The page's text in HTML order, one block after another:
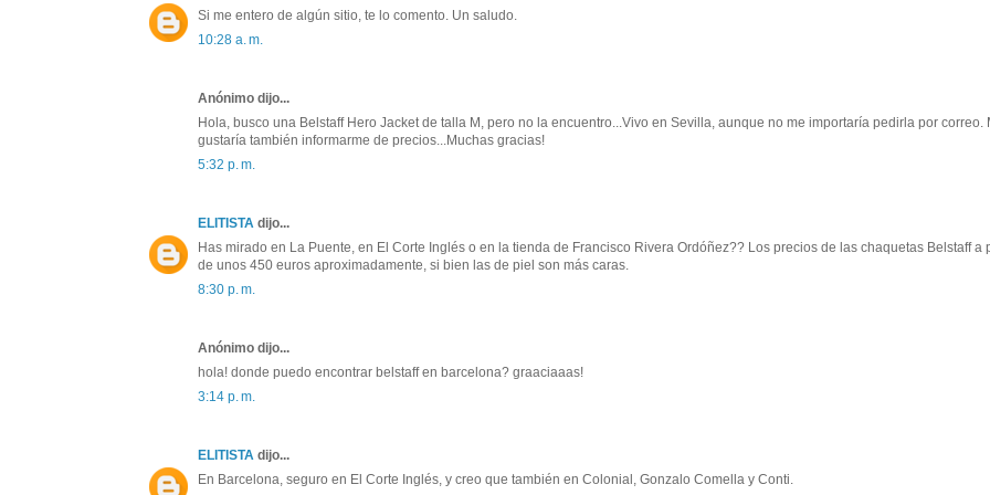
Si me entero de algún sitio, te lo comento. Un saludo.
10:28 a. m.
Anónimo dijo...
Hola, busco una Belstaff Hero Jacket de talla M, pero no la encuentro...Vivo en Sevilla, aunque no me importaría pedirla por correo.
gustaría también informarme de precios...Muchas gracias!
5:32 p. m.
ELITISTA dijo...
Has mirado en La Puente, en El Corte Inglés o en la tienda de Francisco Rivera Ordóñez?? Los precios de las chaquetas Belstaff a
de unos 450 euros aproximadamente, si bien las de piel son más caras.
8:30 p. m.
Anónimo dijo...
hola! donde puedo encontrar belstaff en barcelona? graaciaaas!
3:14 p. m.
ELITISTA dijo...
En Barcelona, seguro en El Corte Inglés, y creo que también en Colonial, Gonzalo Comella y Conti.